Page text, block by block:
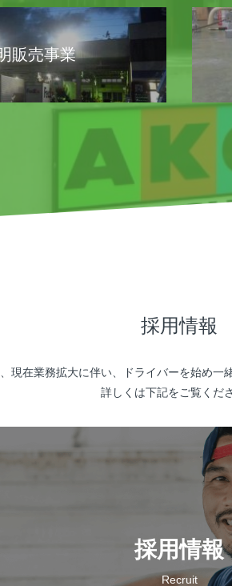
販売事業
採用情報
現在業務拡大に伴い、ドライバーを始め一
詳しくは下記をご覧くだ
採用情報
Recruit